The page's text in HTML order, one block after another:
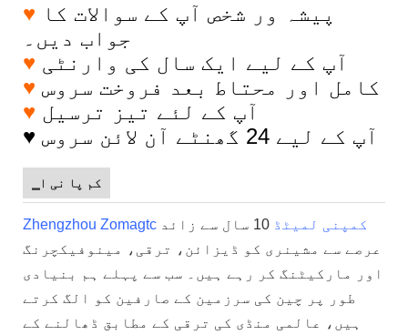
♥ پیشہ ور شخص آپ کے سوالات کا
جواب دیں۔
♥ آپ کے لیے ایک سال کی وارنٹی
♥ کامل اور محتاط بعد فروخت سروس
♥ آپ کے لئے تیز ترسیل
♥
آپ کے لیے 24 گھنٹے آن لائن سروس
▁کم پا نی ا
Zhengzhou Zomagtc کمپنی لمیٹڈ
10 سال سے زائد
عرصے سے مشینری کو ڈیزائن، ترقی، مینوفیکچرنگ
اور مارکیٹنگ کر رہے ہیں۔ سب سے پہلے ہم بنیادی
طور پر چین کی سرزمین کے صارفین کو الگ کرتے
ہیں، عالمی منڈی کی ترقی کے مطابق ڈھالنے کے